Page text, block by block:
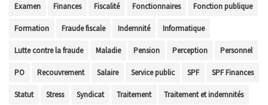
Examen Finances Fiscalité Fonctionnaires Fonction publique
Formation Fraude fiscale Indemnité Informatique
Lutte contre la fraude Maladie Pension Perception Personnel
PO Recouvrement Salaire Service public SPF SPF Finances
Statut Stress Syndicat Traitement Traitement et indemnités